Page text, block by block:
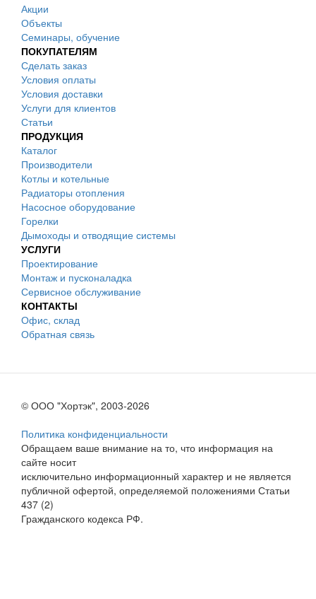
Акции
Объекты
Семинары, обучение
ПОКУПАТЕЛЯМ
Сделать заказ
Условия оплаты
Условия доставки
Услуги для клиентов
Статьи
ПРОДУКЦИЯ
Каталог
Производители
Котлы и котельные
Радиаторы отопления
Насосное оборудование
Горелки
Дымоходы и отводящие системы
УСЛУГИ
Проектирование
Монтаж и пусконаладка
Сервисное обслуживание
КОНТАКТЫ
Офис, склад
Обратная связь
© ООО "Хортэк", 2003-2026
Политика конфиденциальности
Обращаем ваше внимание на то, что информация на
сайте носит
исключительно информационный характер и не является
публичной офертой, определяемой положениями Статьи
437 (2)
Гражданского кодекса РФ.